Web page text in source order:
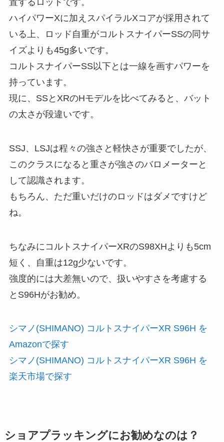
置するロッドです。
ハイパワーXに加えスパイラルXコアが採用されて
いる上、ロッド自重がコルトスナイパーSSの同サ
イズよりも45g多いです。
コルトスナイパーSS以下とは一線を画すパワーを
持っています。
現に、SSとXRのHモデルを比べてみると、バット
の太さが段違いです。
SSJ、LSJは程々の強さと軽快さが重要でしたが、
このクラスになると重さが強さのバロメーターと
して認識されます。
もちろん、ただ重いだけのロッドはダメですけど
ね。
ちなみにコルトスナイパーXRのS98XHよりも5cm
短く、自重は12g少ないです。
強度的には大差無いので、扱いやすさを考慮する
とS96Hがお勧め。
シマノ(SHIMANO) コルトスナイパーXR S96H を
Amazonで探す
シマノ(SHIMANO) コルトスナイパーXR S96H を
楽天市場で探す
ショアプラッキングにお勧めなのは？